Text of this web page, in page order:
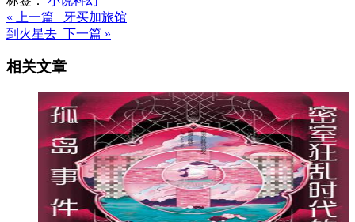
« 上一篇 牙买加旅馆
到火星去 下一篇 »
相关文章